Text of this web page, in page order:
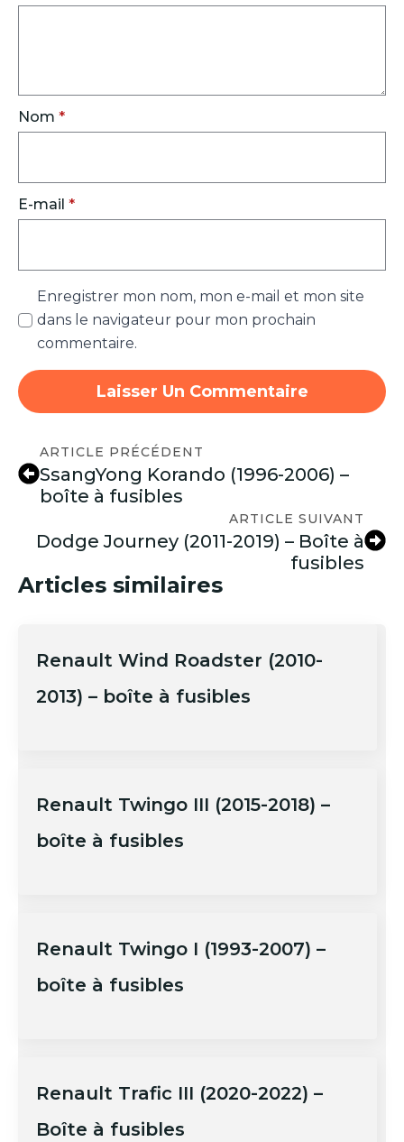
Nom *
E-mail *
Enregistrer mon nom, mon e-mail et mon site
dans le navigateur pour mon prochain
commentaire.
ARTICLE PRÉCÉDENT
SsangYong Korando (1996-2006) –
boîte à fusibles
ARTICLE SUIVANT
Dodge Journey (2011-2019) – Boîte à
fusibles
Articles similaires
Renault Wind Roadster (2010-
2013) – boîte à fusibles
Renault Twingo III (2015-2018) –
boîte à fusibles
Renault Twingo I (1993-2007) –
boîte à fusibles
Renault Trafic III (2020-2022) –
Boîte à fusibles